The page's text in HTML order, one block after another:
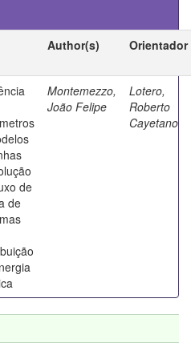
Author(s) Orientador
de
de
Montemezzo,
João Felipe
Lotero,
Roberto
Cayetano